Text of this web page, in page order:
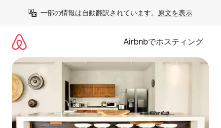
一部の情報は自動翻訳されています。 原文を表示
Airbnbでホスティング